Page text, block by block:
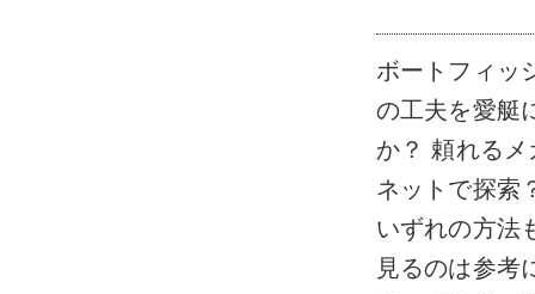
ボートフィッ
の工夫を愛艇
か？ 頼れる
ネットで探索
いずれの方法
見るのは参考